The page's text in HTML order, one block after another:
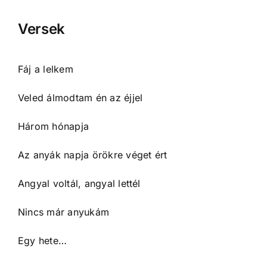
Versek
Fáj a lelkem
Veled álmodtam én az éjjel
Három hónapja
Az anyák napja örökre véget ért
Angyal voltál, angyal lettél
Nincs már anyukám
Egy hete…